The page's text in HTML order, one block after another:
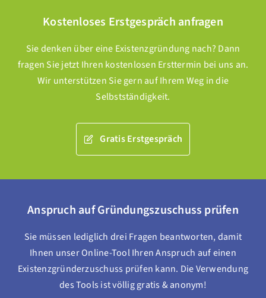
Kostenloses Erstgespräch anfragen
Sie denken über eine Existenzgründung nach? Dann
fragen Sie jetzt Ihren kostenlosen Ersttermin bei uns an.
Wir unterstützen Sie gern auf Ihrem Weg in die
Selbstständigkeit.
Gratis Erstgespräch
Anspruch auf Gründungszuschuss prüfen
Sie müssen lediglich drei Fragen beantworten, damit
Ihnen unser Online-Tool Ihren Anspruch auf einen
Existenzgründerzuschuss prüfen kann. Die Verwendung
des Tools ist völlig gratis & anonym!